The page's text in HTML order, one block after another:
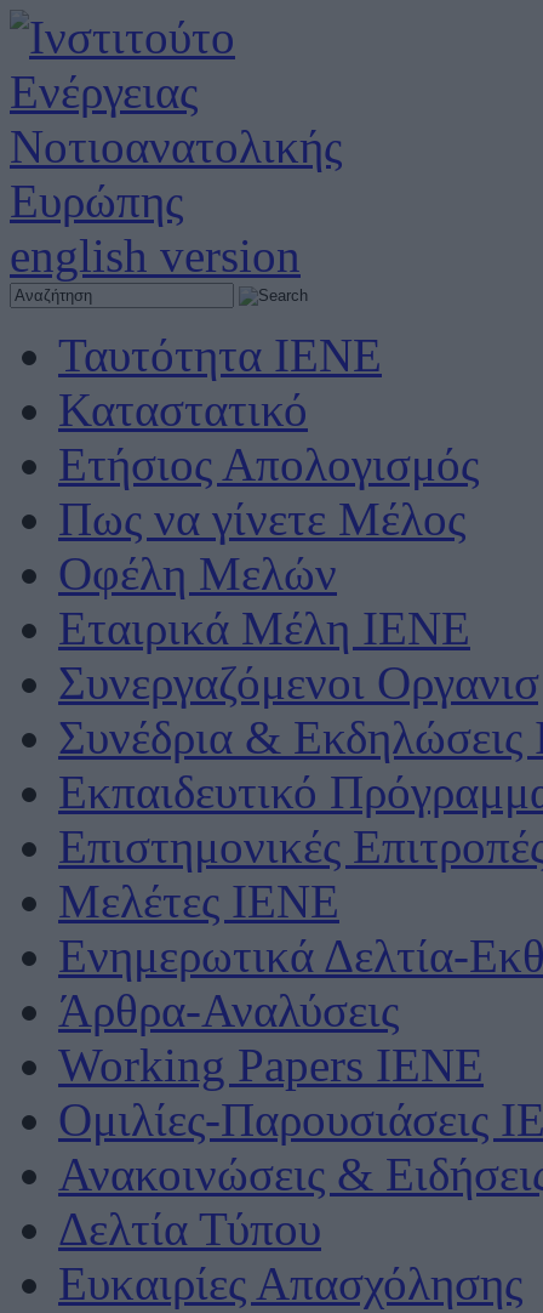
english version
Ταυτότητα ΙΕΝΕ
Καταστατικό
Ετήσιος Απολογισμός
Πως να γίνετε Μέλος
Οφέλη Μελών
Εταιρικά Μέλη ΙΕΝΕ
Συνεργαζόμενοι
Συνέδρια &
Εκπαιδευτικό
Επιστημονικές
Μελέτες ΙΕΝΕ
Ενημερωτικά Δελτία-
Άρθρα-Αναλύσεις
Working Papers IENE
Ομιλίες-Παρουσιάσεις
Ανακοινώσεις &
Δελτία Τύπου
Ευκαιρίες Απασχόλησης